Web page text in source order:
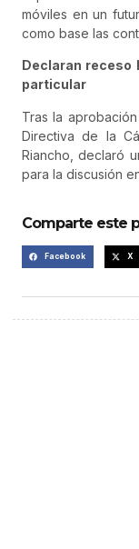
móviles en un
como base las
Declaran receso
particular
Tras la
Directiva de la
Riancho, declaró
para la discusión
Comparte este
Facebook X